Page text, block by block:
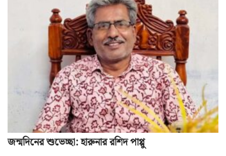
জন্মদিনের শুভেচ্ছা: হারুনার রশিদ পাপ্পু